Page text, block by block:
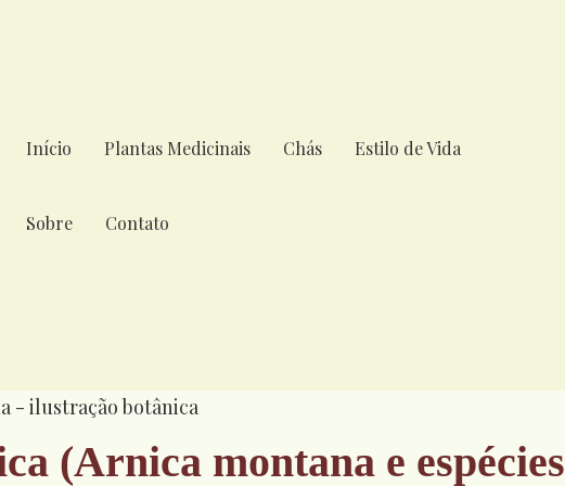
Início Plantas Medicinais Chás Estilo de Vida
Sobre Contato
(Arnica montana e espécies